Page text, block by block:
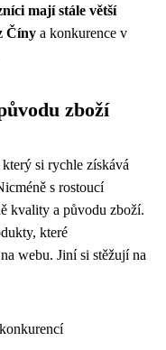
mají stále větší
Číny a konkurence v
zboží
si rychle získává
s rostoucí
kvality a původu zboží.
které
webu. Jiní si stěžují na